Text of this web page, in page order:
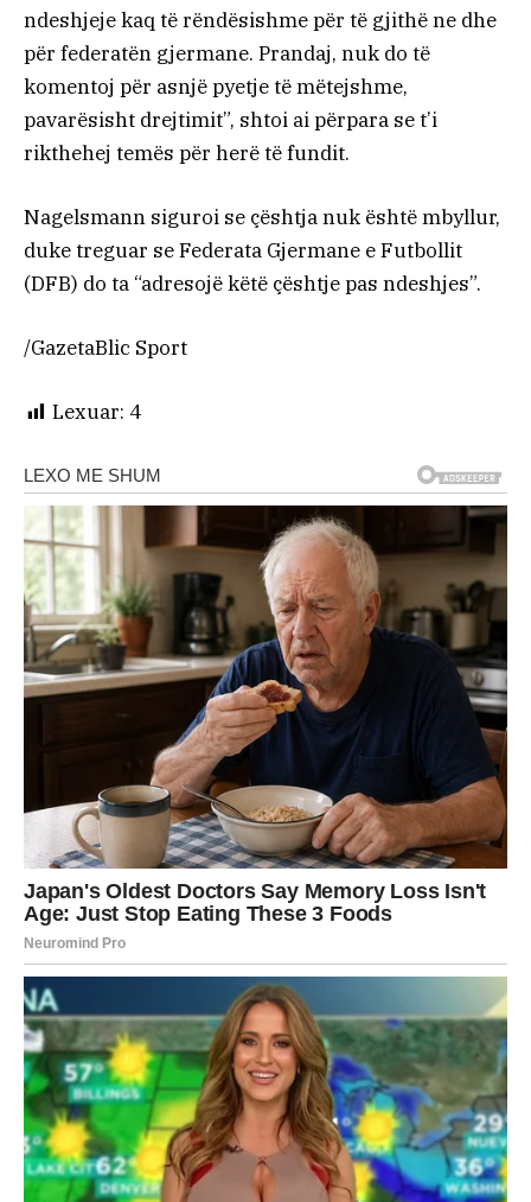
ndeshjeje kaq të rëndësishme për të gjithë ne dhe
për federatën gjermane. Prandaj, nuk do të
komentoj për asnjë pyetje të mëtejshme,
pavarësisht drejtimit”, shtoi ai përpara se t’i
rikthehej temës për herë të fundit.
Nagelsmann siguroi se çështja nuk është mbyllur,
duke treguar se Federata Gjermane e Futbollit
(DFB) do ta “adresojë këtë çështje pas ndeshjes”.
/GazetaBlic Sport
Lexuar: 4